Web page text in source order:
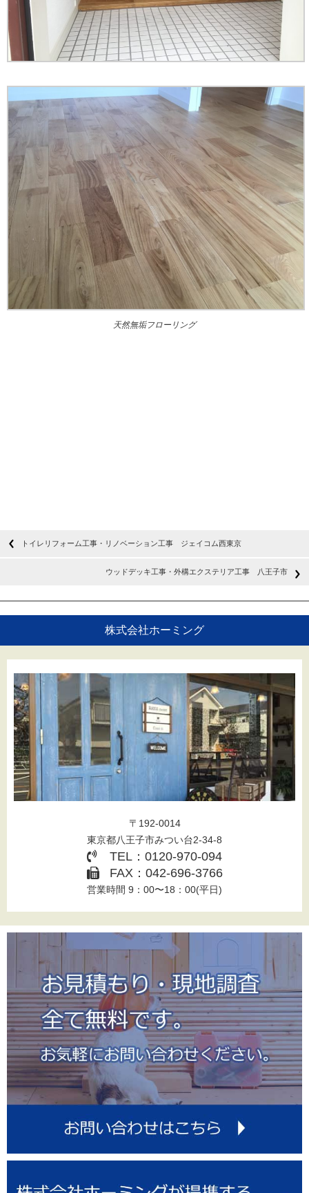
天然無垢フローリング
トイレリフォーム工事・リノベーション工事 ジェイコム西東京
ウッドデッキ工事・外構エクステリア工事 八王子市
株式会社ホーミング
〒192-0014
東京都八王子市みつい台2-34-8
TEL：0120-970-094
FAX：042-696-3766
営業時間 9：00〜18：00(平日)